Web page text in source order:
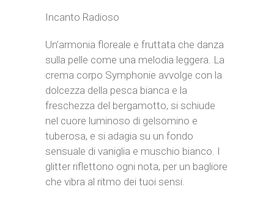
Incanto Radioso
Un’armonia floreale e fruttata che danza
sulla pelle come una melodia leggera. La
crema corpo Symphonie avvolge con la
dolcezza della pesca bianca e la
freschezza del bergamotto, si schiude
nel cuore luminoso di gelsomino e
tuberosa, e si adagia su un fondo
sensuale di vaniglia e muschio bianco. I
glitter riflettono ogni nota, per un bagliore
che vibra al ritmo dei tuoi sensi.